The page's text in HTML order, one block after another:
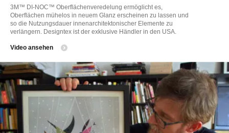
3M™ DI-NOC™ Oberflächenveredelung ermöglicht es,
Oberflächen mühelos in neuem Glanz erscheinen zu lassen und
so die Nutzungsdauer innenarchitektonischer Elemente zu
verlängern. Designtex ist der exklusive Händler in den USA.
Video ansehen